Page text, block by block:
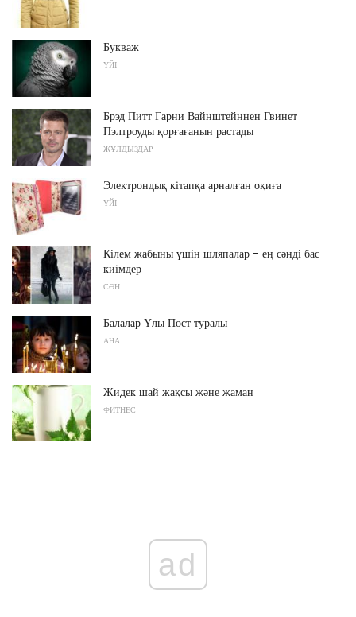
Букваж
ҮЙІ
Брэд Питт Гарни Вайнштейннен Гвинет
Пэлтроуды қорғағанын растады
ЖҰЛДЫЗДАР
Электрондық кітапқа арналған оқиға
ҮЙІ
Кілем жабыны үшін шляпалар - ең сәнді бас
киімдер
СӘН
Балалар Ұлы Пост туралы
АНА
Жидек шай жақсы және жаман
ФИТНЕС
ad